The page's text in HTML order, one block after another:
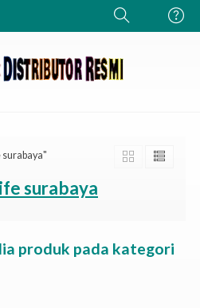
surabaya"
surabaya
produk pada kategori